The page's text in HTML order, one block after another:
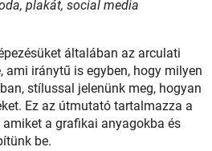
plakát, social media
általában az arculati
ami iránytű is egyben, hogy milyen
stílussal jelenünk meg, hogyan
Ez az útmutató tartalmazza a
a grafikai anyagokba és
be.